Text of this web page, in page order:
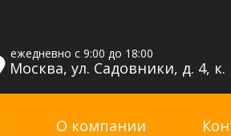
ежедневно с 9:00 до 18:00
Москва, ул. Садовники, д. 4, к.
О компании